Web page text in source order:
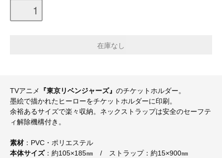
TVアニメ 『東京リベンジャーズ』 のチケットホルダー。
墨絵で描かれたヒーローをチケットホルダーに印刷。
余裕あるサイズで楽々収納。ネックストラップは安全のセーフテ
ィ解除機構付き。
素材 ：PVC・ポリエステル
本体サイズ：約105×185㎜ / ストラップ：約15×900㎜